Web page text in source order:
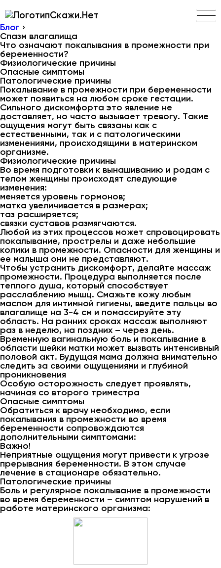
Скажи.Нет
Блог ›
Спазм влагалища
Что означают покалывания в промежности при
беременности?
Физиологические причины
Опасные симптомы
Патологические причины
Покалывание в промежности при беременности
может появиться на любом сроке гестации.
Сильного дискомфорта это явление не
доставляет, но часто вызывает тревогу. Такие
ощущения могут быть связаны как с
естественными, так и с патологическими
изменениями, происходящими в материнском
организме.
Физиологические причины
Во время подготовки к вынашиванию и родам с
телом женщины происходят следующие
изменения:
меняется уровень гормонов;
матка увеличивается в размерах;
таз расширяется;
связки суставов размягчаются.
Любой из этих процессов может спровоцировать
покалывание, прострелы и даже небольшие
колики в промежности. Опасности для женщины и
ее малыша они не представляют.
Чтобы устранить дискомфорт, делайте массаж
промежности. Процедура выполняется после
теплого душа, который способствует
расслаблению мышц. Смажьте кожу любым
маслом для интимной гигиены, введите пальцы во
влагалище на 3-4 см и помассируйте эту
область. На ранних сроках массаж выполняют
раз в неделю, на поздних – через день.
Временную вагинальную боль и покалывание в
области шейки матки может вызвать интенсивный
половой акт. Будущая мама должна внимательно
следить за своими ощущениями и глубиной
проникновения
Особую осторожность следует проявлять,
начиная со второго триместра
Опасные симптомы
Обратиться к врачу необходимо, если
покалывания в промежности во время
беременности сопровождаются
дополнительными симптомами:
Важно!
Неприятные ощущения могут привести к угрозе
прерывания беременности. В этом случае
лечение в стационаре обязательно.
Патологические причины
Боль и регулярное покалывание в промежности
во время беременности – симптом нарушений в
работе материнского организма: